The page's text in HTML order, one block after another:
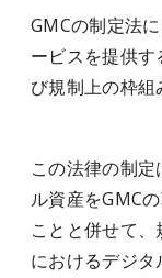
GMCの制定法
ービスを提供
び規制上の枠組
この法律の制
ル資産をGMC
ことと併せて
におけるデジ